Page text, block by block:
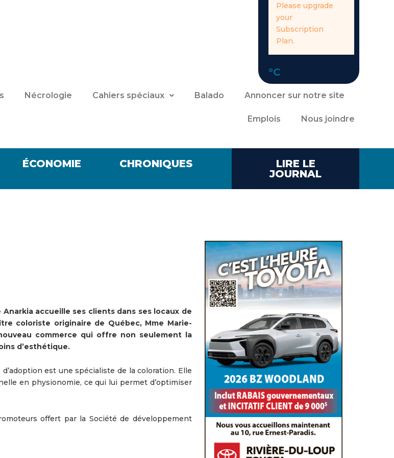
Please upgrade
your
Subscription
Plan.
°C
Nécrologie Cahiers spéciaux Balado Annoncer sur notre site
Emplois Nous joindre
ÉCONOMIE
CHRONIQUES
LIRE LE
JOURNAL
Anarkia accueille ses clients dans ses locaux de
coloriste originaire de Québec, Mme Marie-
commerce qui offre non seulement la
d’esthétique.
est une spécialiste de la coloration. Elle
en physionomie, ce qui lui permet d’optimiser
offert par la Société de développement